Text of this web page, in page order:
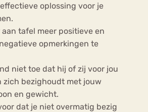
oplossing voor je
aan tafel meer positieve en
opmerkingen te
niet toe dat hij of zij voor jou
zich bezighoudt met jouw
en gewicht.
dat je niet overmatig bezig